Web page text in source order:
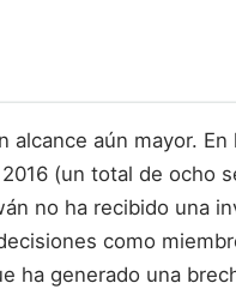
aún mayor. En
(un total de ocho
no ha recibido una
como
ha generado una